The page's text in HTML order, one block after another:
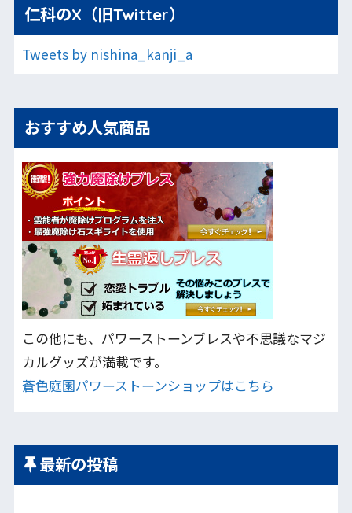
仁科のX（旧Twitter）
Tweets by nishina_kanji_a
おすすめ人気商品
この他にも、パワーストーンブレスや不思議なマジ
カルグッズが満載です。
蒼色庭園パワーストーンショップはこちら
最新の投稿